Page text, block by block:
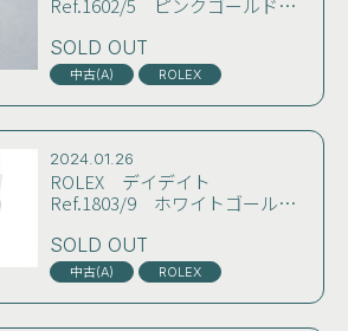
Ref.1602/5 ピンクゴールド無
いた最初期シルバーダイヤル
クサビインデックス コンディ
ション極上
SOLD OUT
中古(A) ROLEX
2024.01.26
ROLEX デイデイト
Ref.1803/9 ホワイトゴールド
ヤル 当時の純正スイス製プレ
ジデントブレスと保証書付き
73年製 技術公認店にてOH済
み
SOLD OUT
中古(A) ROLEX